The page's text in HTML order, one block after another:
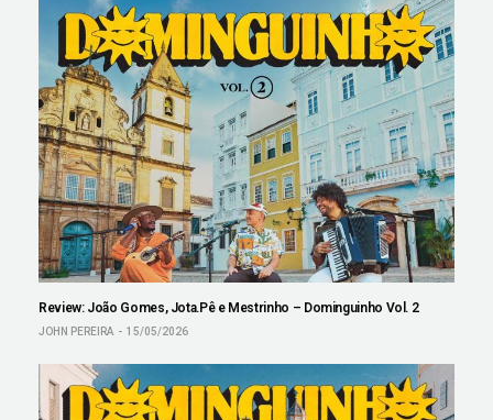
Review: João Gomes, Jota.Pê e Mestrinho – Dominguinho Vol. 2
JOHN PEREIRA 15/05/2026